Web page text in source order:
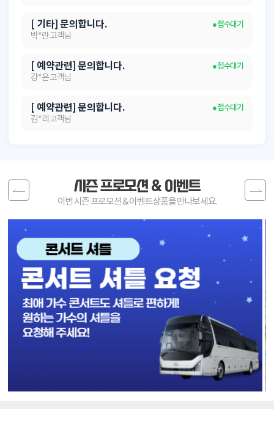
[ 기타] 문의합니다.
● 접수대기
박*란 고객님
[ 예약관련] 문의합니다.
● 접수대기
강*은 고객님
[ 예약관련] 문의합니다.
● 접수대기
김*리 고객님
시즌 프로모션 & 이벤트
이번 시즌 프로모션 & 이벤트상품을 만나보세요.
Previous Next